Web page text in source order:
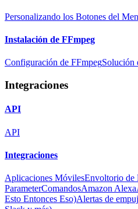
Personalizando los Botones del
Instalación de FFmpeg
Configuración de FFmpegSolución
Integraciones
API
API
Integraciones
Aplicaciones MóvilesEnvoltorio de
ParameterComandosAmazon Alexa
Esto Entonces Eso)Alertas de